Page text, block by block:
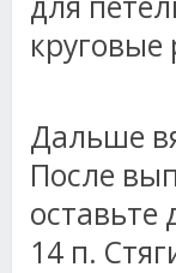
Дальше
После
оставьте
14 п.